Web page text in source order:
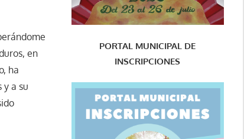
en
ha
y a su
PORTAL MUNICIPAL DE
INSCRIPCIONES